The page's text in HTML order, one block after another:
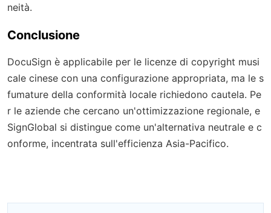
neità.
Conclusione
DocuSign è applicabile per le licenze di copyright musi
cale cinese con una configurazione appropriata, ma le s
fumature della conformità locale richiedono cautela. Pe
r le aziende che cercano un'ottimizzazione regionale, e
SignGlobal si distingue come un'alternativa neutrale e c
onforme, incentrata sull'efficienza Asia-Pacifico.